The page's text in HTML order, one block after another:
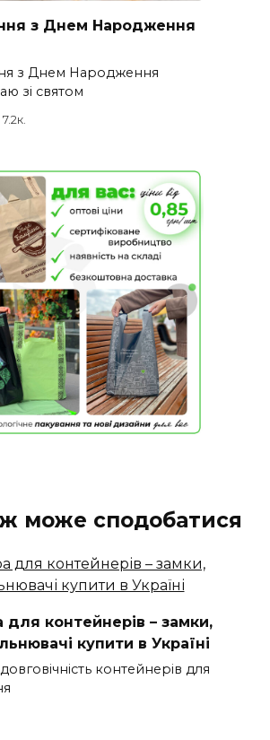
з Днем Народження
з Днем Народження
зі святом
7.2к.
може сподобатися
для контейнерів – замки,
купити в Україні
довговічність контейнерів для